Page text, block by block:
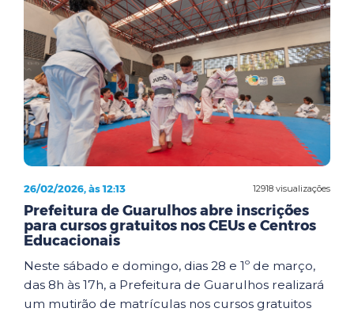
12918 visualizações
26/02/2026, às 12:13
Prefeitura de Guarulhos abre inscrições
para cursos gratuitos nos CEUs e Centros
Educacionais
Neste sábado e domingo, dias 28 e 1º de março,
das 8h às 17h, a Prefeitura de Guarulhos realizará
um mutirão de matrículas nos cursos gratuitos